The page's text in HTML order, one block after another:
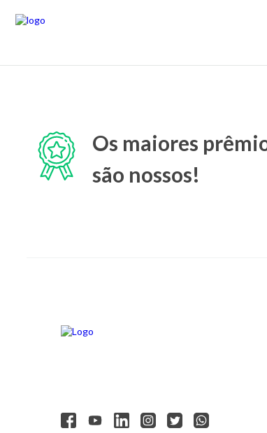
Os maiores
são nossos!